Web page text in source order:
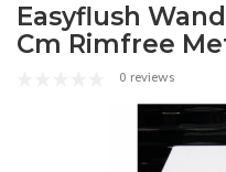
Easyflush
Cm Rimfree
0 reviews